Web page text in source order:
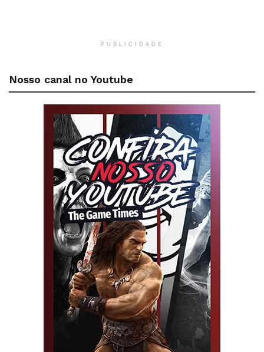
PUBLICIDADE
Nosso canal no Youtube